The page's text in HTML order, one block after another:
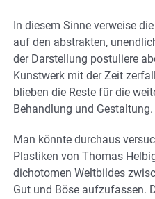
In diesem Sinne verweise
auf den abstrakten,
der Darstellung postuliere
Kunstwerk mit der Zeit
blieben die Reste für die
Behandlung und Gestaltung.
Man könnte durchaus
Plastiken von Thomas
dichotomen Weltbildes
Gut und Böse aufzufassen.